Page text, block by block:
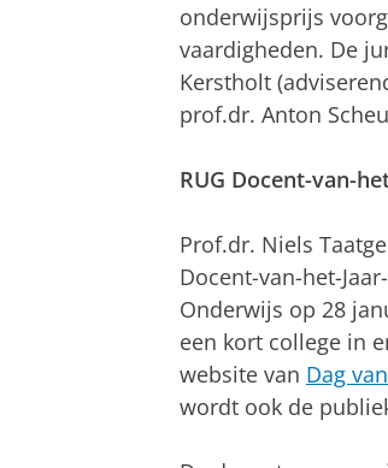
onderwijsprijs
vaardigheden. De
Kerstholt
prof.dr. Anton
RUG Docent-van-
Prof.dr. Niels
Docent-van-het-
Onderwijs op 28
een kort college in
website van Dag
wordt ook de